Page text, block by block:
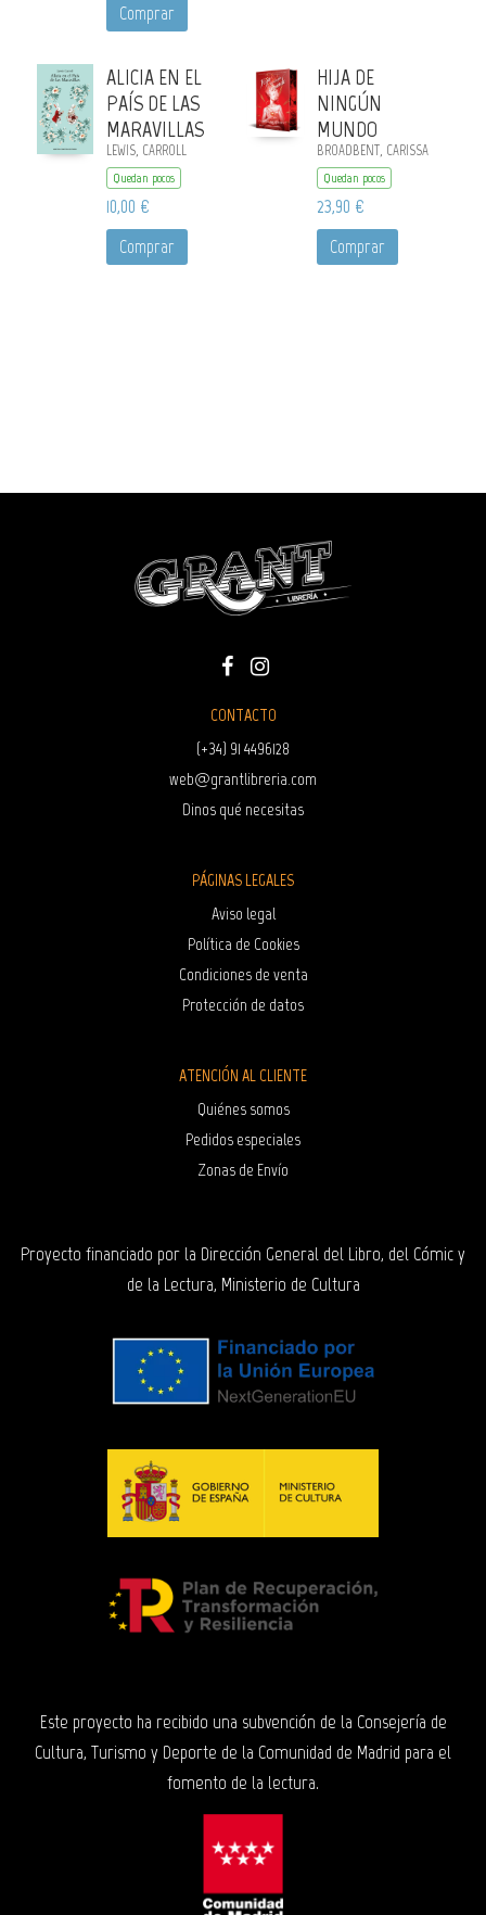
Comprar
ALICIA EN EL
PAÍS DE LAS
MARAVILLAS
LEWIS, CARROLL
Quedan pocos
10,00 €
Comprar
HIJA DE
NINGÚN
MUNDO
BROADBENT, CARISSA
Quedan pocos
23,90 €
Comprar
CONTACTO
(+34) 91 4496128
web@grantlibreria.com
Dinos qué necesitas
PÁGINAS LEGALES
Aviso legal
Política de Cookies
Condiciones de venta
Protección de datos
ATENCIÓN AL CLIENTE
Quiénes somos
Pedidos especiales
Zonas de Envío
Proyecto financiado por la Dirección General del Libro, del Cómic y
de la Lectura, Ministerio de Cultura
Este proyecto ha recibido una subvención de la Consejería de
Cultura, Turismo y Deporte de la Comunidad de Madrid para el
fomento de la lectura.